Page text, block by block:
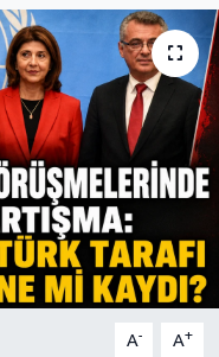
A- A+